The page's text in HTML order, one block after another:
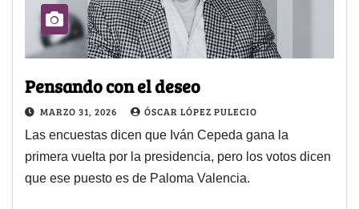
Pensando con el deseo
MARZO 31, 2026 ÓSCAR LÓPEZ PULECIO
Las encuestas dicen que Iván Cepeda gana la
primera vuelta por la presidencia, pero los votos dicen
que ese puesto es de Paloma Valencia.